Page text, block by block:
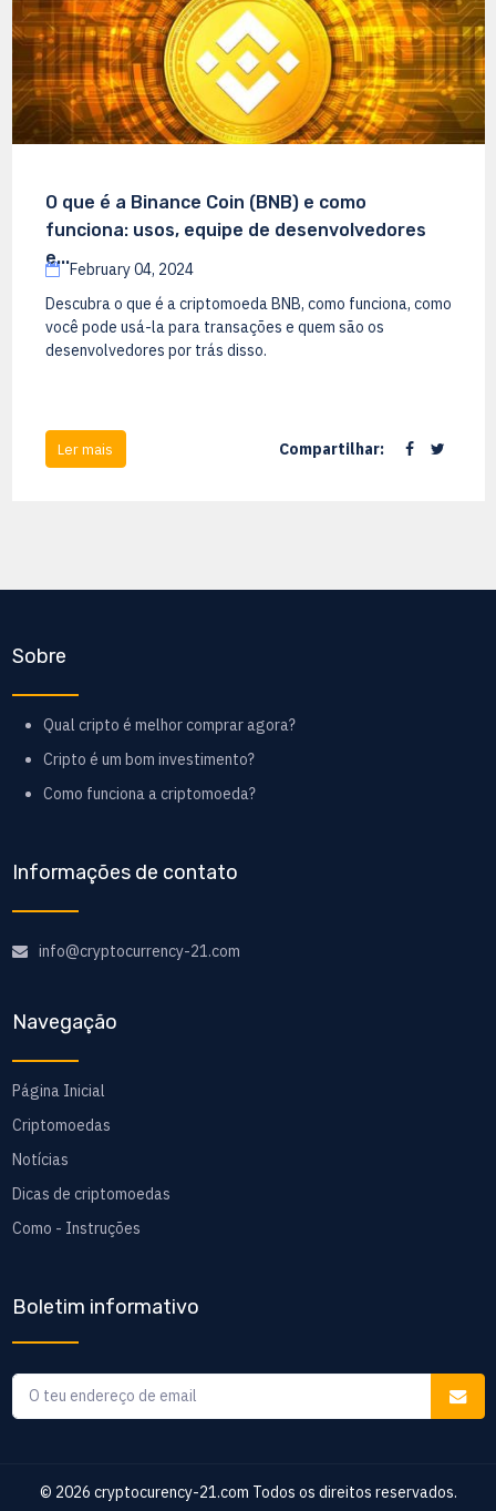
O que é a Binance Coin (BNB) e como
funciona: usos, equipe de desenvolvedores
e...
February 04, 2024
Descubra o que é a criptomoeda BNB, como funciona, como
você pode usá-la para transações e quem são os
desenvolvedores por trás disso.
Ler mais Compartilhar:
Sobre
Qual cripto é melhor comprar agora?
Cripto é um bom investimento?
Como funciona a criptomoeda?
Informações de contato
info@cryptocurrency-21.com
Navegação
Página Inicial
Criptomoedas
Notícias
Dicas de criptomoedas
Como - Instruções
Boletim informativo
© 2026 cryptocurency-21.com Todos os direitos reservados.